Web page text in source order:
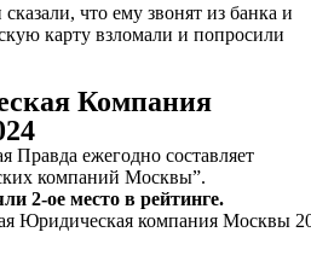
что ему звонят из банка и
карту взломали и попросили
Компания
Правда ежегодно составляет
компаний Москвы”.
2-ое место в рейтинге.